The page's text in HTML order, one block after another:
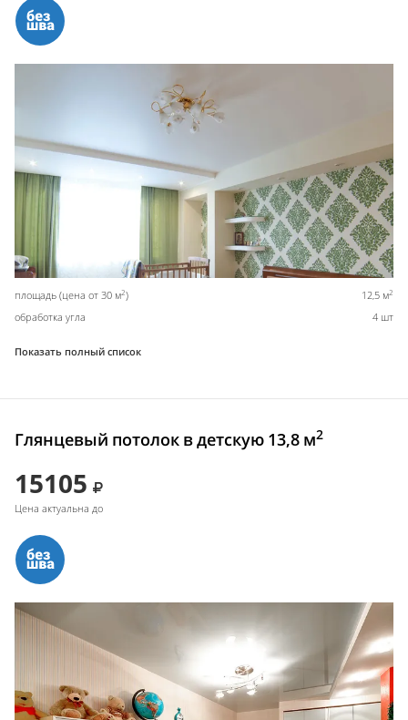
площадь (цена от 30 м2) 12,5 м2
обработка угла 4 шт
Показать полный список
Глянцевый потолок в детскую 13,8 м2
15105
Цена актуальна до